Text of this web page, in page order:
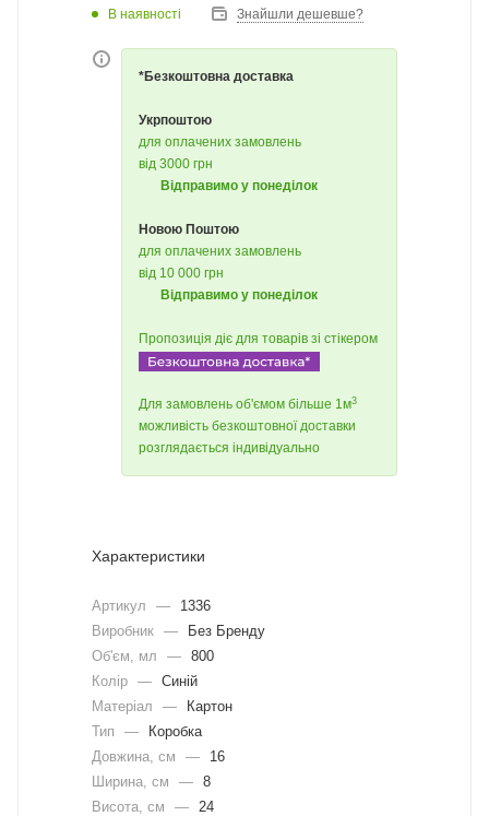
В наявності Знайшли дешевше?
*Безкоштовна доставка
Укрпоштою
для оплачених замовлень
від 3000 грн
Відправимо у понеділок
Новою Поштою
для оплачених замовлень
від 10 000 грн
Відправимо у понеділок
Пропозиція діє для товарів зі стікером
Для замовлень об'ємом більше 1м3
можливість безкоштовної доставки
розглядається індивідуально
Характеристики
Артикул —
1336
Виробник —
Без Бренду
Об'єм, мл
— 800
Колір — Синій
Матеріал
—
Картон
Тип
—
Коробка
Довжина, cм
—
16
Ширина, cм
— 8
Висота, см
—
24